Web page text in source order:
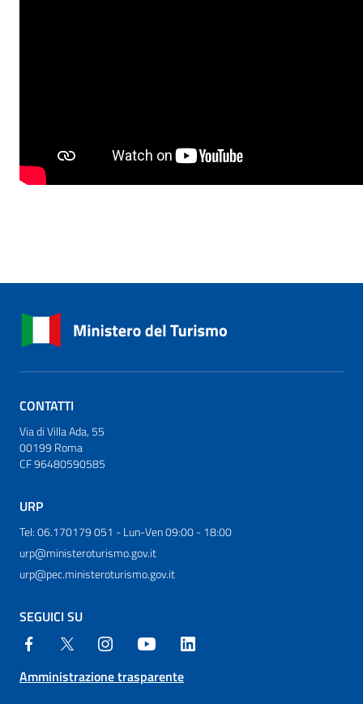
CONTATTI
Via di Villa Ada, 55
00199 Roma
CF 96480590585
URP
Tel: 06.170179 051 - Lun-Ven 09:00 - 18:00
urp@ministeroturismo.gov.it
urp@pec.ministeroturismo.gov.it
SEGUICI SU
Amministrazione trasparente